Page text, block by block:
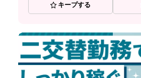
キープする